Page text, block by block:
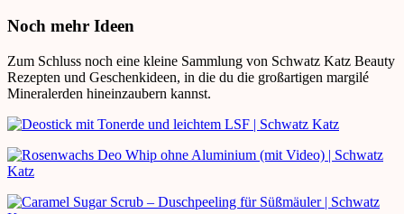
Noch mehr Ideen
Zum Schluss noch eine kleine Sammlung von Schwatz Katz Beauty
Rezepten und Geschenkideen, in die du die großartigen margilé
Mineralerden hineinzaubern kannst.